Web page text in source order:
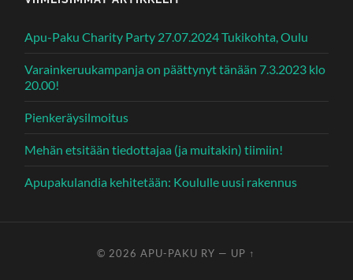
Apu-Paku Charity Party 27.07.2024 Tukikohta, Oulu
Varainkeruukampanja on päättynyt tänään 7.3.2023 klo
20.00!
Pienkeräysilmoitus
Mehän etsitään tiedottajaa (ja muitakin) tiimiin!
Apupakulandia kehitetään: Koululle uusi rakennus
© 2026APU-PAKU RY — UP ↑